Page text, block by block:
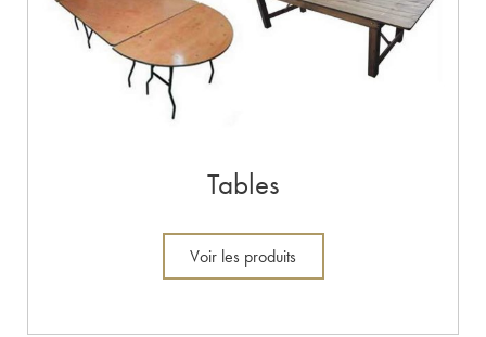
Tables
Voir les produits